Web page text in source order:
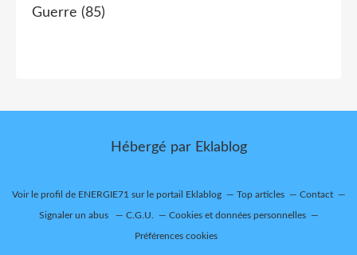
Guerre (85)
Hébergé par Eklablog
Voir le profil de ENERGIE71 sur le portail Eklablog Top articles Contact
Signaler un abus C.G.U. Cookies et données personnelles
Préférences cookies